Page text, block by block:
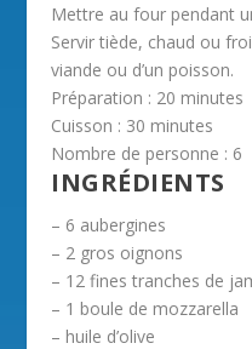
Mettre au four pendant
Servir tiède, chaud ou
viande ou d’un poisson.
Préparation : 20 minutes
Cuisson : 30 minutes
Nombre de personne : 6
INGRÉDIENTS
– 6 aubergines
– 2 gros oignons
– 12 fines tranches de
– 1 boule de mozzarella
– huile d’olive